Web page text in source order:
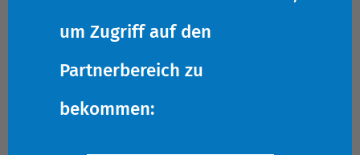
um Zugriff auf den
Partnerbereich zu
bekommen: